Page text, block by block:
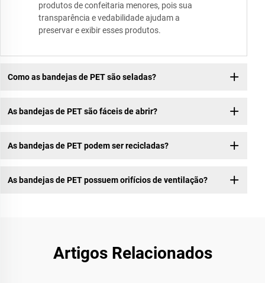
produtos de confeitaria menores, pois sua
transparência e vedabilidade ajudam a
preservar e exibir esses produtos.
Como as bandejas de PET são seladas?
As bandejas de PET são fáceis de abrir?
As bandejas de PET podem ser recicladas?
As bandejas de PET possuem orifícios de ventilação?
Artigos Relacionados